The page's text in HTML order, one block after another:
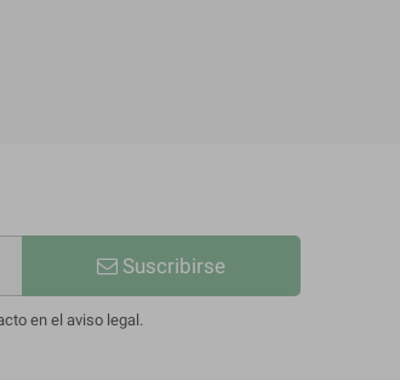
Suscribirse
en el aviso legal.